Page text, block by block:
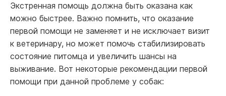
Экстренная помощь должна быть оказана как
можно быстрее. Важно помнить, что оказание
первой помощи не заменяет и не исключает визит
к ветеринару, но может помочь стабилизировать
состояние питомца и увеличить шансы на
выживание. Вот некоторые рекомендации первой
помощи при данной проблеме у собак: